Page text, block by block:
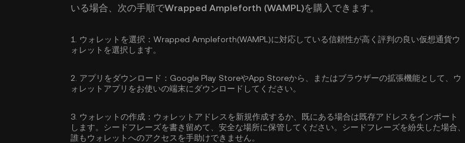
いる場合、次の手順でWrapped Ampleforth (WAMPL)を購入できます。
1. ウォレットを選択： Wrapped Ampleforth(WAMPL)に対応している信頼性が高く評判の良い仮想通貨ウ
ォレットを選択します。
2. アプリをダウンロード： Google Play StoreやApp Storeから、またはブラウザーの拡張機能として、ウ
ォレットアプリをお使いの端末にダウンロードしてください。
3. ウォレットの作成： ウォレットアドレスを新規作成するか、既にある場合は既存アドレスをインポート
します。シードフレーズを書き留めて、安全な場所に保管してください。シードフレーズを紛失した場合、
誰もウォレットへのアクセスを手助けできません。